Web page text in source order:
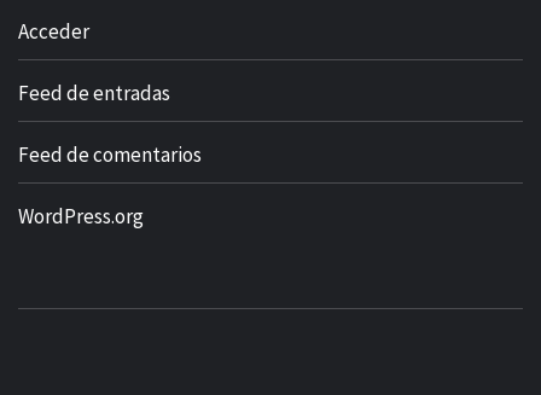
Acceder
Feed de entradas
Feed de comentarios
WordPress.org